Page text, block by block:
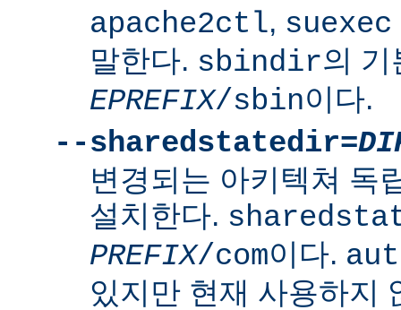
apache2ctl, suexec
말한다. sbindir의 기
EPREFIX/sbin이다.
--sharedstatedir=
변경되는 아키텍쳐 독
설치한다.
PREFIX/com이다.
있지만 현재 사용하지